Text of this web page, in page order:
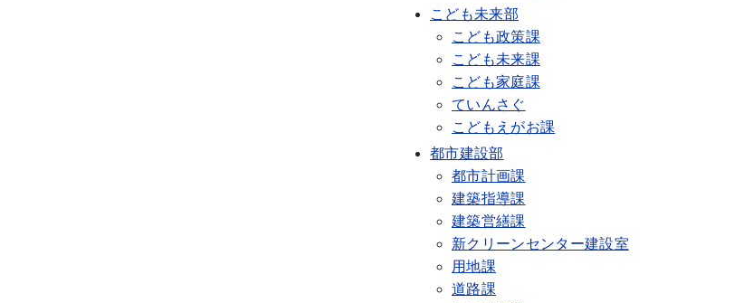
こども未来部
こども政策課
こども未来課
こども家庭課
ていんさぐ
こどもえがお課
都市建設部
都市計画課
建築指導課
建築営繕課
新クリーンセンター建設室
用地課
道路課